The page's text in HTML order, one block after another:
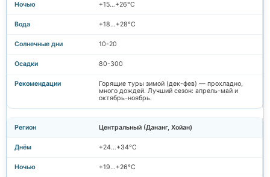
+15…+26°C
+18…+28°C
10-20
80-300
Горящие туры зимой (дек-фев) — прохладно,
много дождей. Лучший сезон: апрель-май и
октябрь-ноябрь.
Центральный (Дананг, Хойан)
+24…+34°C
+19…+26°C